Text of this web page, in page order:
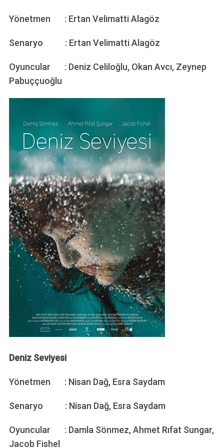
Yönetmen : Ertan Velimatti Alagöz
Senaryo : Ertan Velimatti Alagöz
Oyuncular : Deniz Celiloğlu, Okan Avcı, Zeynep
Pabuççuoğlu
Deniz Seviyesi
Yönetmen : Nisan Dağ, Esra Saydam
Senaryo : Nisan Dağ, Esra Saydam
Oyuncular : Damla Sönmez, Ahmet Rıfat Sungar,
Jacob Fishel